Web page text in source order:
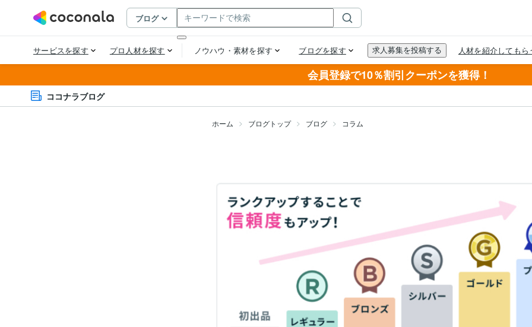
会員登録で10％割引クーポンを獲得！
ココナラブログ
ホーム ブログトップ ブログ コラム